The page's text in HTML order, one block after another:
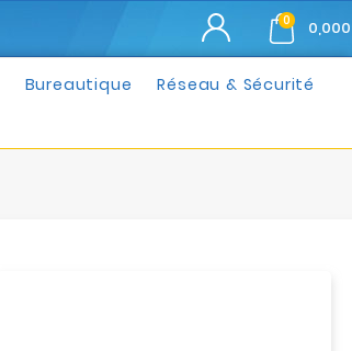
0
Bureautique Réseau & Sécurité